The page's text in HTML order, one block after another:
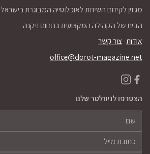
מגזין לקידום השירות לאוכלוסייה המבוגרת בישראל
הבית של הקהילה המקצועית בתחום זיקנה
אודות·צור קשר
office@dorot-magazine.net
הצטרפו לניוזלטר שלנו
השאירו שדה זה ריק
שם
כתובת מייל
ארגון (לא חובה)